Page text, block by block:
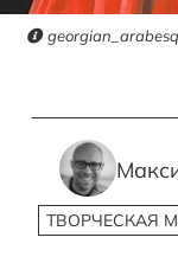
ТВОРЧЕСКАЯ